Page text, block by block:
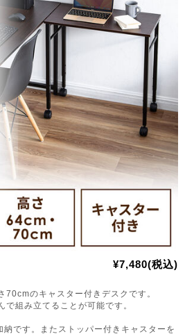
¥7,480(税込)
のキャスター付きデスクです。
組み立てることが可能です。
です。またストッパー付きキャスターを